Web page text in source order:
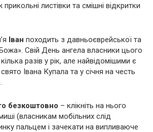
листівки та смішні відкритки
Іван походить з давньоєврейської та
Свій День ангела власники цього
разів у рік, але найвідомішими є
Івана Купала та у січня на честь
безкоштовно – клікніть на нього
(власникам мобільних слід
пальцем і зачекати на випливаюче